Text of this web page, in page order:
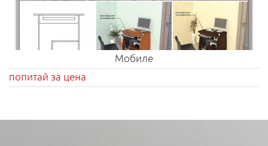
Мобиле
попитай за цена